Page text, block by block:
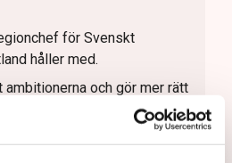
för Svenskt
håller med.
ambitionerna och gör mer rätt
dock gärna att det går
fler tydliga resultat. Det tar